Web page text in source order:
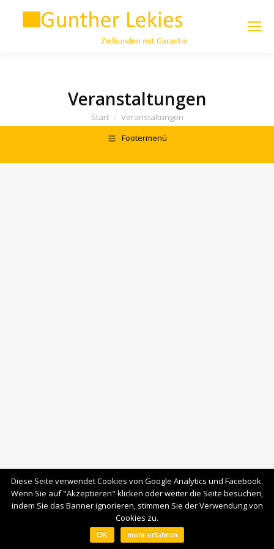
Veranstaltungen
Sie befinden sich hier:
Start
Veranstaltungen
Footermenü
Diese Seite verwendet Cookies von Google Analytics und Facebook.
Wenn Sie auf "Akzeptieren" klicken oder weiter die Seite besuchen,
indem Sie das Banner ignorieren, stimmen Sie der Verwendung von
Cookies zu.
OK mehr erfahren